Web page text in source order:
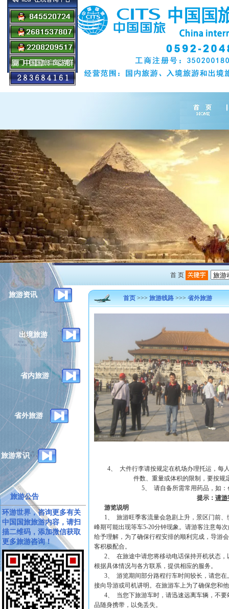
首 页
旅游资讯
出境旅游
省内旅游
省外旅游
旅游常识
旅游公告
环游世界，咨询更多有关
中国国旅旅游内容，请扫
描二维码，添加微信获取
更多旅游咨询！
首页>>> 旅游线路 >>> 省外旅游
4、 大件行李请按规定在机场办理托运，每
件数、重量或体积的限制，要按规
5、 请自备所需常用药品，如
提示： 请游
游览说明
1、 旅游旺季客流量会急剧上升，景区门前
峰期可能出现等车5-20分钟现象。请游客注意每
给予理解，为了确保行程安排的顺利完成，导游
客积极配合。
2、 在旅途中请您将移动电话保持开机状态
根据具体情况与各方联系，提供相应的服务。
3、 游览期间部分路程行车时间较长，请您
接向导游或司机讲明。在旅游车上为了确保您和
4、 当您下旅游车时，请迅速远离车辆，不
品随身携带，以免丢失。